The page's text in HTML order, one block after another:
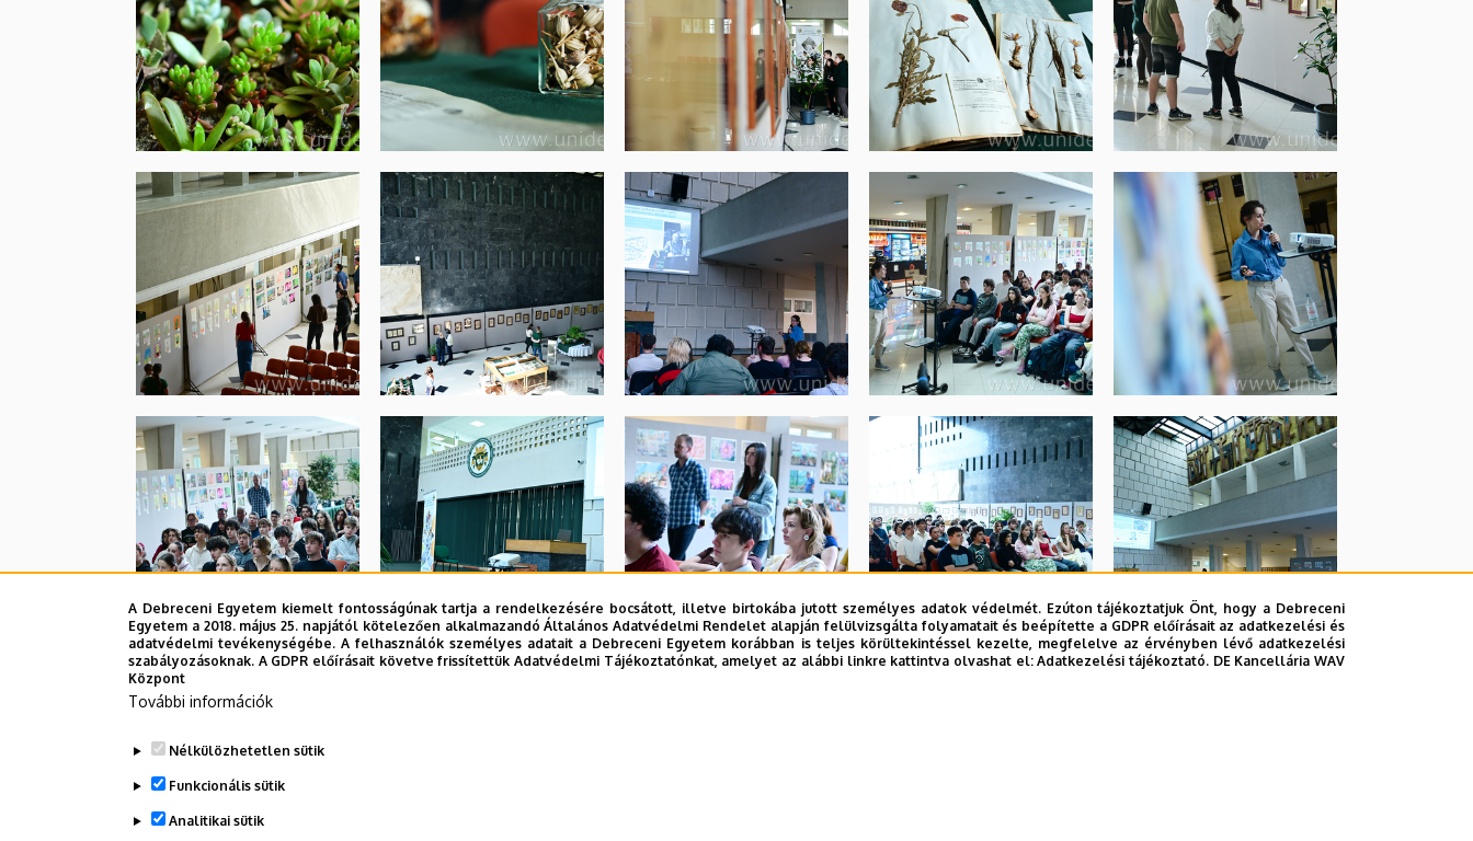
A Debreceni Egyetem kiemelt fontosságúnak tartja a rendelkezésére bocsátott, illetve birtokába jutott személyes adatok védelmét. Ezúton tájékoztatjuk Önt, hogy a Debreceni
Egyetem a 2018. május 25. napjától kötelezően alkalmazandó Általános Adatvédelmi Rendelet alapján felülvizsgálta folyamatait és beépítette a GDPR előírásait az adatkezelési és
adatvédelmi tevékenységébe. A felhasználók személyes adatait a Debreceni Egyetem korábban is teljes körültekintéssel kezelte, megfelelve az érvényben lévő adatkezelési
szabályozásoknak. A GDPR előírásait követve frissítettük Adatvédelmi Tájékoztatónkat, amelyet az alábbi linkre kattintva olvashat el:Adatkezelési tájékoztató. DE Kancellária WAV
Központ
További információk
Nélkülözhetetlen sütik
Funkcionális sütik
Analitikai sütik